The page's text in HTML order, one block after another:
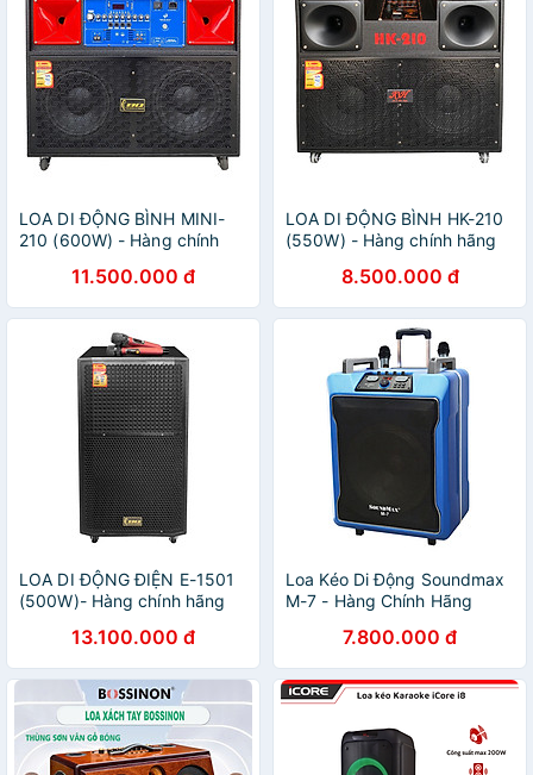
LOA DI ĐỘNG BÌNH MINI-
210 (600W) - Hàng chính
11.500.000 đ
LOA DI ĐỘNG BÌNH HK-210
(550W) - Hàng chính hãng
8.500.000 đ
LOA DI ĐỘNG ĐIỆN E-1501
(500W)- Hàng chính hãng
13.100.000 đ
Loa Kéo Di Động Soundmax
M-7 - Hàng Chính Hãng
7.800.000 đ